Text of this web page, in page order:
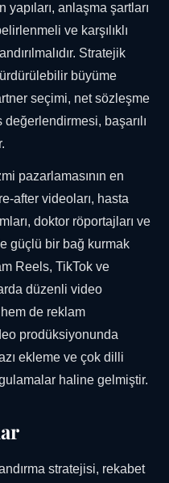
anlaşma şartları
ve karşılıklı
Stratejik
büyüme
seçimi, net sözleşme
başarılı
pazarlamasının en
after videoları, hasta
doktor röportajları ve
güçlü bir bağ kurmak
Reels, TikTok ve
düzenli video
de reklam
prodüksiyonunda
ekleme ve çok dilli
haline gelmiştir.
stratejisi, rekabet